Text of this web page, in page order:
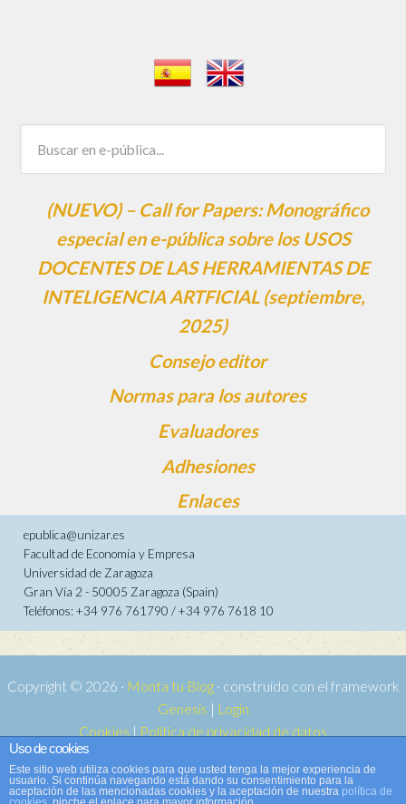
(NUEVO) – Call for Papers: Monográfico
especial en e-pública sobre los USOS
DOCENTES DE LAS HERRAMIENTAS DE
INTELIGENCIA ARTFICIAL (septiembre,
2025)
Consejo editor
Normas para los autores
Evaluadores
Adhesiones
Enlaces
epublica@unizar.es
Facultad de Economía y Empresa
Universidad de Zaragoza
Gran Vía 2 - 50005 Zaragoza (Spain)
Teléfonos: +34 976 761790 / +34 976 7618 10
Copyright © 2026 · Monta tu Blog· construido con el framework
Genesis | Login
Cookies | Política de privacidad de datos
Copyright © 2026 ·
WordPress·Acceder
Uso de cookies
Este sitio web utiliza cookies para que usted tenga la mejor experiencia de
usuario. Si continúa navegando está dando su consentimiento para la
aceptación de las mencionadas cookies y la aceptación de nuestra política de